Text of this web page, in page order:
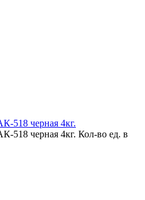
518 черная 4кг.
518 черная 4кг. Кол-во ед. в